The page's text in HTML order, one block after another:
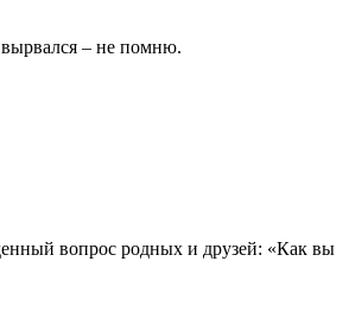
– не помню.
вопрос родных и друзей: «Как вы